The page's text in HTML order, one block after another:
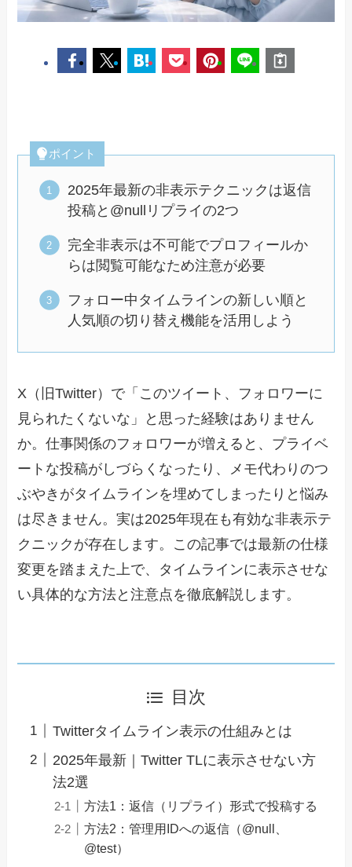
ポイント
2025年最新の非表示テクニックは返信
投稿と@nullリプライの2つ
完全非表示は不可能でプロフィールか
らは閲覧可能なため注意が必要
フォロー中タイムラインの新しい順と
人気順の切り替え機能を活用しよう
X（旧Twitter）で「このツイート、フォロワーに
見られたくないな」と思った経験はありません
か。仕事関係のフォロワーが増えると、プライベ
ートな投稿がしづらくなったり、メモ代わりのつ
ぶやきがタイムラインを埋めてしまったりと悩み
は尽きません。実は2025年現在も有効な非表示テ
クニックが存在します。この記事では最新の仕様
変更を踏まえた上で、タイムラインに表示させな
い具体的な方法と注意点を徹底解説します。
目次
Twitterタイムライン表示の仕組みとは
2025年最新｜Twitter TLに表示させない方
法2選
方法1：返信（リプライ）形式で投稿する
方法2：管理用IDへの返信（@null、
@test）